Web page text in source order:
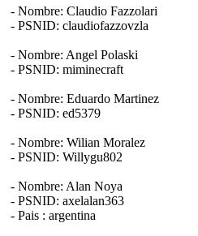
- Nombre: Claudio Fazzolari
- PSNID: claudiofazzovzla
- Nombre: Angel Polaski
- PSNID: miminecraft
- Nombre: Eduardo Martinez
- PSNID: ed5379
- Nombre: Wilian Moralez
- PSNID: Willygu802
- Nombre: Alan Noya
- PSNID: axelalan363
- Pais : argentina